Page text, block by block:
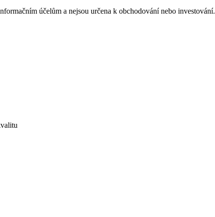
účelům a nejsou určena k obchodování nebo investování.